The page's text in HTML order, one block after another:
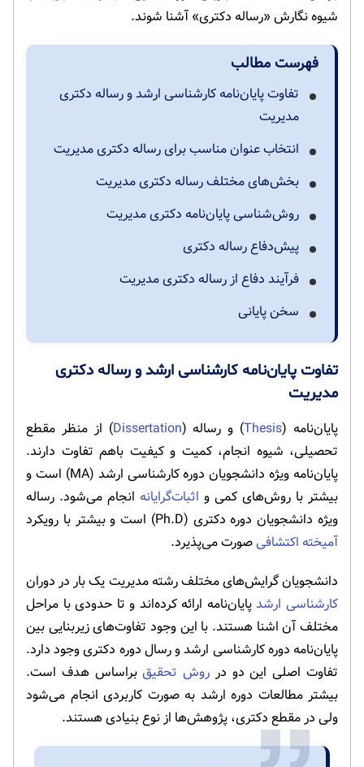
شیوه نگارش «رساله دکتری» آشنا شوند.
فهرست مطالب
تفاوت پایان‌نامه کارشناسی ارشد و رساله دکتری
مدیریت
انتخاب عنوان مناسب برای رساله دکتری مدیریت
بخش‌های مختلف رساله دکتری مدیریت
روش‌شناسی پایان‌نامه دکتری مدیریت
پیش‌دفاع رساله دکتری
فرآیند دفاع از رساله دکتری مدیریت
سخن پایانی
تفاوت پایان‌نامه کارشناسی ارشد و رساله دکتری
مدیریت
پایان‌نامه (Thesis) و رساله (Dissertation) از منظر مقطع
تحصیلی، شیوه انجام، کمیت و کیفیت باهم تفاوت دارند.
پایان‌نامه ویژه دانشجویان دوره کارشناسی ارشد (MA) است و
بیشتر با روش‌های کمی و اثبات‌گرایانه انجام می‌شود. رساله
ویژه دانشجویان دوره دکتری (Ph.D) است و بیشتر با رویکرد
آمیخته اکتشافیصورت می‌پذیرد.
دانشجویان گرایش‌های مختلف رشته مدیریت یک بار در دوران
کارشناسی ارشدپایان‌نامه ارائه کرده‌اند و تا حدودی با مراحل
مختلف آن اشنا هستند. با این وجود تفاوت‌های زیربنایی بین
پایان‌نامه دوره کارشناسی ارشد و رسال دوره دکتری وجود دارد.
تفاوت اصلی این دو در روش تحقیقبراساس هدف است.
بیشتر مطالعات دوره ارشد به صورت کاربردی انجام می‌شود
ولی در مقطع دکتری، پژوهش‌ها از نوع بنیادی هستند.